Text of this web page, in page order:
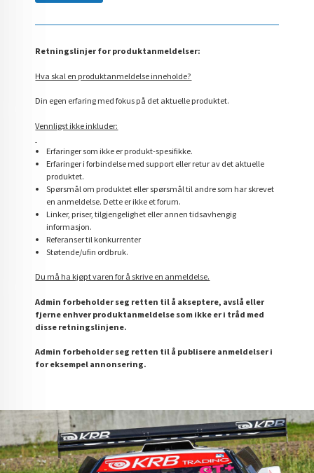
Retningslinjer for produktanmeldelser:
Hva skal en produktanmeldelse inneholde?
Din egen erfaring med fokus på det aktuelle produktet.
Vennligst ikke inkluder:
Erfaringer som ikke er produkt-spesifikke.
Erfaringer i forbindelse med support eller retur av det aktuelle
produktet.
Spørsmål om produktet eller spørsmål til andre som har skrevet
en anmeldelse. Dette er ikke et forum.
Linker, priser, tilgjengelighet eller annen tidsavhengig
informasjon.
Referanser til konkurrenter
Støtende/ufin ordbruk.
Du må ha kjøpt varen for å skrive en anmeldelse.
Admin forbeholder seg retten til å akseptere, avslå eller
fjerne enhver produktanmeldelse som ikke er i tråd med
disse retningslinjene.
Admin forbeholder seg retten til å publisere anmeldelser i
for eksempel annonsering.